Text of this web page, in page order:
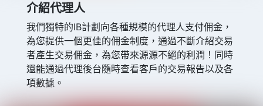
介紹代理人
我們獨特的IB計劃向各種規模的代理人支付佣金，
為您提供一個更佳的佣金制度，通過不斷介紹交易
者產生交易佣金，為您帶來源源不絕的利潤！同時
還能通過代理後台隨時查看客戶的交易報告以及各
項數據。